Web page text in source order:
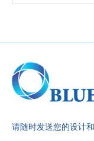
请随时发送您的设计